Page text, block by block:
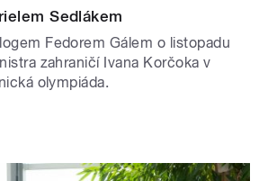
Sedlákem
Fedorem Gálem o listopadu
zahraničí Ivana Korčoka v
olympiáda.